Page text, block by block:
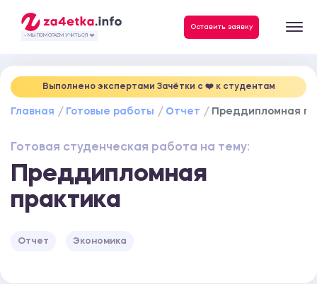
- МЫ ПОМОГАЕМ УЧИТЬСЯ ❤️
Оставить заявку
Выполнено экспертами Зачётки c ❤️ к студентам
Главная Готовые работы Отчет Преддипломная
Готовая студенческая работа на тему:
Преддипломная
практика
Отчет Экономика